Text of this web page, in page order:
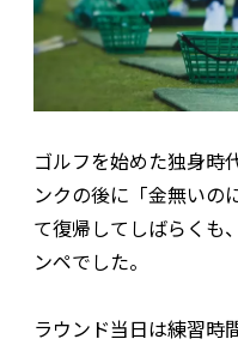
ゴルフを始めた独身時
ンクの後に「金無いの
て復帰してしばらくも
ンペでした。
ラウンド当日は練習時